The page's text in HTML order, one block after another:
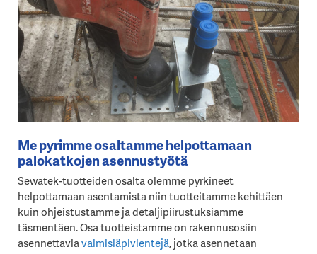
Me pyrimme osaltamme helpottamaan
palokatkojen asennustyötä
Sewatek-tuotteiden osalta olemme pyrkineet
helpottamaan asentamista niin tuotteitamme kehittäen
kuin ohjeistustamme ja detaljipiirustuksiamme
täsmentäen. Osa tuotteistamme on rakennusosiin
asennettaviavalmisläpivientejä, jotka asennetaan